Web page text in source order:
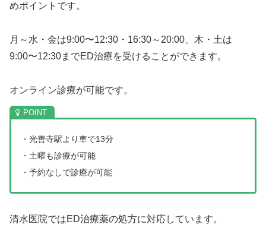
めポイントです。
月～水・金は9:00〜12:30・16:30～20:00、木・土は
9:00〜12:30までED治療を受けることができます。
オンライン診療が可能です。
・光善寺駅より車で13分
・土曜も診療が可能
・予約なしで診療が可能
清水医院ではED治療薬の処方に対応しています。